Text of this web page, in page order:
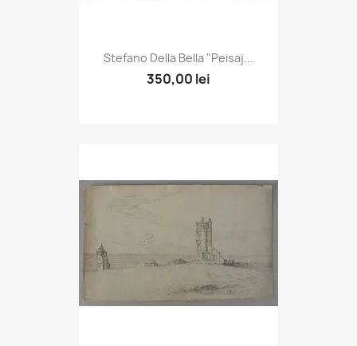
Stefano Della Bella "Peisaj...
350,00 lei